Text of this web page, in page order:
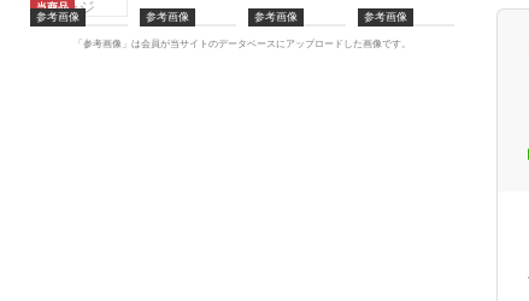
当商品
参考画像 参考画像 参考画像 参考画像
「参考画像」は会員が当サイトのデータベースにアップロードした画像です。